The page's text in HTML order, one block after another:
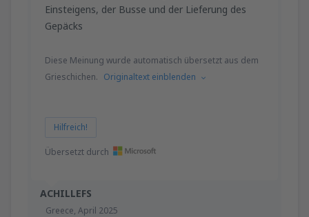
ACHILLEFS
Greece, April 2025
Einsteigens, der Busse und der Lieferung des
Gepäcks
Diese Meinung wurde automatisch übersetzt aus dem
Grieschichen. Originaltext einblenden
Hilfreich!
Übersetzt durch